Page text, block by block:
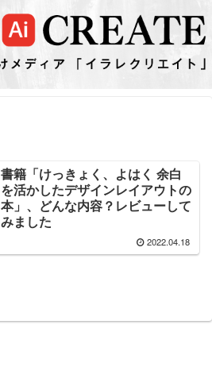
書籍「けっきょく、よはく 余白
を活かしたデザインレイアウトの
本」、どんな内容？レビューして
みました
2022.04.18